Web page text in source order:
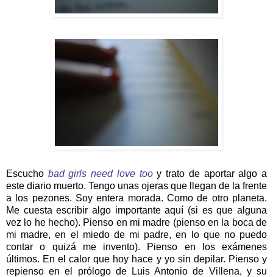
Escucho bad girls need love too y trato de aportar algo a
este diario muerto. Tengo unas ojeras que llegan de la frente
a los pezones. Soy entera morada. Como de otro planeta.
Me cuesta escribir algo importante aquí (si es que alguna
vez lo he hecho). Pienso en mi madre (pienso en la boca de
mi madre, en el miedo de mi padre, en lo que no puedo
contar o quizá me invento). Pienso en los exámenes
últimos. En el calor que hoy hace y yo sin depilar. Pienso y
repienso en el prólogo de Luis Antonio de Villena, y su